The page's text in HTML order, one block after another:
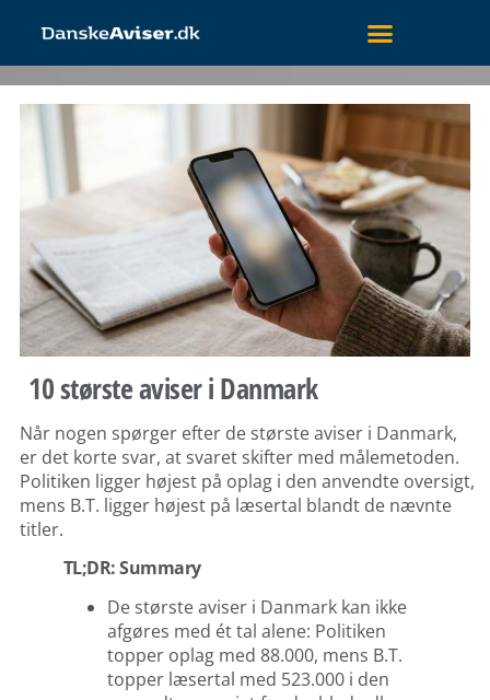
10 største aviser i Danmark
Når nogen spørger efter de største aviser i Danmark,
er det korte svar, at svaret skifter med målemetoden.
Politiken ligger højest på oplag i den anvendte oversigt,
mens B.T. ligger højest på læsertal blandt de nævnte
titler.
TL;DR: Summary
De største aviser i Danmark kan ikke
afgøres med ét tal alene: Politiken
topper oplag med 88.000, mens B.T.
topper læsertal med 523.000 i den